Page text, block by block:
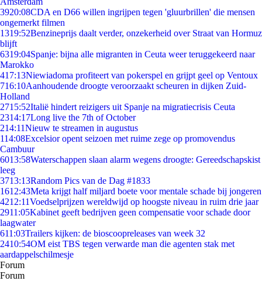
3920:08CDA en D66 willen ingrijpen tegen 'gluurbrillen' die mensen
ongemerkt filmen
1319:52Benzineprijs daalt verder, onzekerheid over Straat van Hormuz
blijft
6319:04Spanje: bijna alle migranten in Ceuta weer teruggekeerd naar
Marokko
417:13Niewiadoma profiteert van pokerspel en grijpt geel op Ventoux
716:10Aanhoudende droogte veroorzaakt scheuren in dijken Zuid-
Holland
2715:52Italië hindert reizigers uit Spanje na migratiecrisis Ceuta
2314:17Long live the 7th of October
214:11Nieuw te streamen in augustus
114:08Excelsior opent seizoen met ruime zege op promovendus
Cambuur
6013:58Waterschappen slaan alarm wegens droogte: Gereedschapskist
leeg
3713:13Random Pics van de Dag #1833
1612:43Meta krijgt half miljard boete voor mentale schade bij jongeren
4212:11Voedselprijzen wereldwijd op hoogste niveau in ruim drie jaar
2911:05Kabinet geeft bedrijven geen compensatie voor schade door
laagwater
611:03Trailers kijken: de bioscoopreleases van week 32
2410:54OM eist TBS tegen verwarde man die agenten stak met
aardappelschilmesje
Forum
Forum